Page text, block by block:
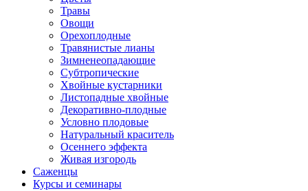
Травы
Овощи
Орехоплодные
Травянистые лианы
Зимненеопадающие
Субтропические
Хвойные кустарники
Листопадные хвойные
Декоративно-плодные
Условно плодовые
Натуральный краситель
Осеннего эффекта
Живая изгородь
Саженцы
Курсы и семинары